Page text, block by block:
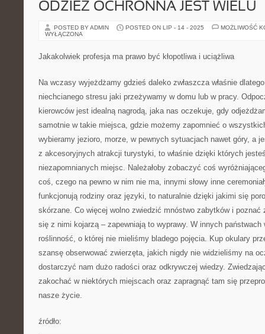
ODZIEŻ OCHRONNA JEST WIELU
POSTED BY ADMIN POSTED ON LIP - 14 - 2025
MOŻLIWOŚĆ
WYŁĄCZONA
Jakakolwiek profesja ma prawo być kłopotliwa i uciążliwa
Na wczasy wyjeżdżamy gdzieś daleko zwłaszcza właśnie
niechcianego stresu jaki przeżywamy w domu lub w pracy.
kierowców jest idealną nagrodą, jaka nas oczekuje, gdy
samotnie w takie miejsca, gdzie możemy zapomnieć o
wybieramy jezioro, morze, w pewnych sytuacjach nawet góry, a
z akcesoryjnych atrakcji turystyki, to właśnie dzięki których
niezapomnianych miejsc. Należałoby zobaczyć coś
coś, czego na pewno w nim nie ma, innymi słowy inne
funkcjonują rodziny oraz języki, to naturalnie dzięki jakimi się
skórzane. Co więcej wolno zwiedzić mnóstwo zabytków i poznać
się z nimi kojarzą – zapewniają to wyprawy. W innych państwach
roślinność, o której nie mieliśmy bladego pojęcia. Kup okulary
szansę obserwować zwierzęta, jakich nigdy nie widzieliśmy na
dostarczyć nam dużo radości oraz odkrywczej wiedzy.
zakochać w niektórych miejscach oraz zapragnąć tam się
nasze życie.
źródło: